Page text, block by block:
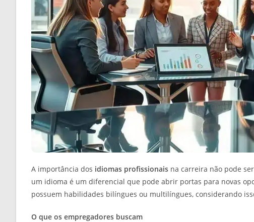
A importância dos idiomas profissionais na carreira não pode
um idioma é um diferencial que pode abrir portas para novas
possuem habilidades bilíngues ou multilíngues, considerando
O que os empregadores buscam